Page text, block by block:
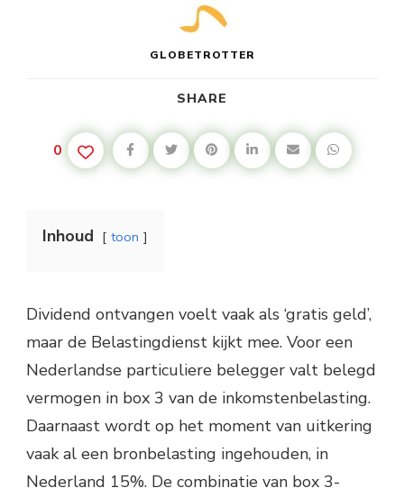
GLOBETROTTER
SHARE
0
Inhoud toon
Dividend ontvangen voelt vaak als ‘gratis geld’,
maar de Belastingdienst kijkt mee. Voor een
Nederlandse particuliere belegger valt belegd
vermogen in box 3 van de inkomstenbelasting.
Daarnaast wordt op het moment van uitkering
vaak al een bronbelasting ingehouden, in
Nederland 15%. De combinatie van box 3-